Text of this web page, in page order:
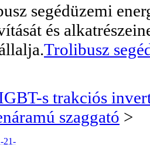
segédüzemi
és
Trolibusz
s trakciós
szaggató >
21-